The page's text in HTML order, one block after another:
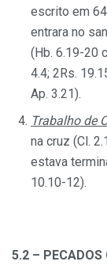
escrito em
entrara no
(Hb. 6.19-20
4.4; 2Rs.
Ap. 3.21).
Trabalho de
na cruz (Cl.
estava
10.10-12).
5.2 – PECADOS